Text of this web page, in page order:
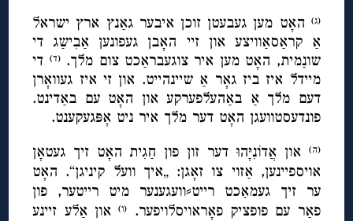
(ג) האָט מען געבעטן זוכן איבער גאַנץ ארץ ישראל
אַ קראַסאַוויצע און זיי האָבן געפונען אַבִישַג די
שונַמית, האָט מען איר צוגעבראַכט צום מלך.(ד) די
מיידל איז ביז גאָר אַ שיינהייט. און זי איז געוואָרן
דעם מלך אַ באַהעלפערקע און האָט עם באַדינט.
פונדעסטוועגן האָט דער מלך איר ניט אָפּגעקענט.
(ה) און אֲדוֹנִיָּהוּ דער זון פון חַגִית האָט זיך געטאָן
אויספיינען, אַזוי צו זאָגן: „איך וועל קיניגן“. האָט
ער זיך געמאַכט רייט⸗וועגענער מיט רייטער, פון
פאַר עם פופציק פאָראויסלויפער.
(ו)און אַלע זיינע